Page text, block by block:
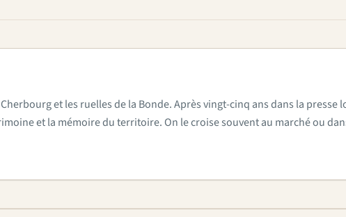
et les ruelles de la Bonde. Après vingt-cinq ans dans la presse
et la mémoire du territoire. On le croise souvent au marché ou